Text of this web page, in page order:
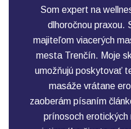
Som expert na
dlhoročnou praxou.
majiteľom viacerých
mesta Trenčín. Moje
umožňujú poskytovať
masáže vrátane
zaoberám písaním
prínosoch